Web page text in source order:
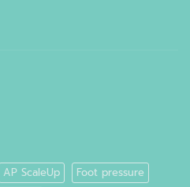
AP ScaleUp
Foot pressure